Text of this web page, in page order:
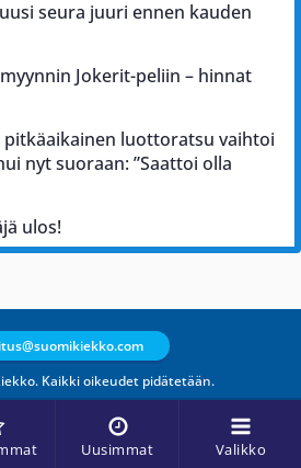
Uusimmat Valikko
seura juuri ennen kauden
Jokerit-peliin – hinnat
pitkäaikainen luottoratsu vaihtoi
nyt suoraan: ”Saattoi olla
ulos!
Kaikki oikeudet pidätetään.